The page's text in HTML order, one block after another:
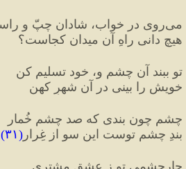
می‌روی در خواب، شادان چپّ و راست
هیچ دانی راهِ آن میدان کجاست؟
تو ببند آن چشم و، خود تسلیم کن
خویش را بینی در آن شهرِ کهن
چشم چون بندی که صد چشمِ خُمار
بندِ چشمِ توست این سو از غِرار (۳۱)
چارچشمی تو ز عشقِ مشتری